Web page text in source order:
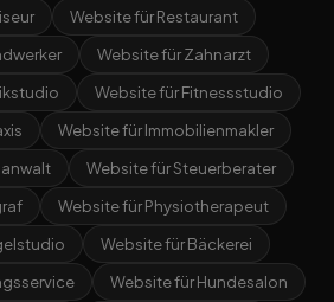
Website für Restaurant
Website für Zahnarzt
Website für Fitnessstudio
Website für Immobilienmakler
Website für Steuerberater
Website für Physiotherapeut
Website für Bäckerei
Website für Hundesalon